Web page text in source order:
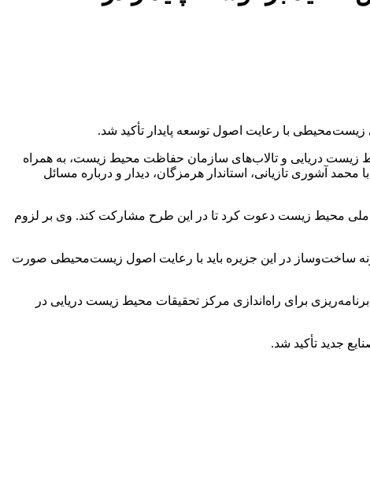
با رعایت اصول توسعه پایدار تأکید شد.
دریایی و تالاب‌های سازمان حفاظت محیط زیست، به همراه
آشوری تازیانی، استاندار هرمزگان، دیدار و درباره مسائل
ملی محیط زیست دعوت کرد تا در این طرح مشارکت کند. وی بر لزوم
ساخت‌وساز در این جزیره باید با رعایت اصول زیست‌محیطی صورت
برای راه‌اندازی مرکز تحقیقات محیط زیست دریایی در
جدید تأکید شد.